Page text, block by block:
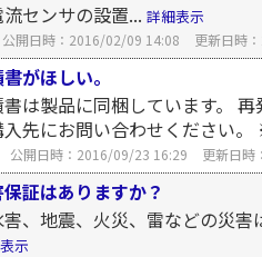
センサの設置... 詳細表示
公開日時：2016/02/09 14:08 更新日時
がほしい。
は製品に同梱しています。
入先にお問い合わせください
公開日時：2016/09/23 16:29 更新日
証はありますか？
、地震、火災、雷などの災
示